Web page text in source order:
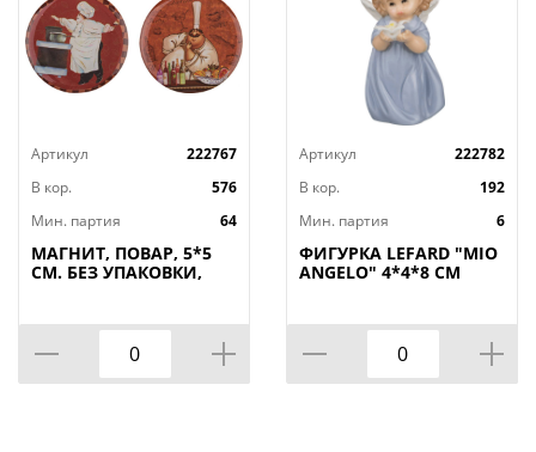
Артикул
222767
В кор.
576
Мин. партия
64
МАГНИТ, ПОВАР, 5*5
СМ. БЕЗ УПАКОВКИ,
Артикул
222782
В кор.
192
Мин. партия
6
ФИГУРКА LEFARD "MIO
ANGELO" 4*4*8 СМ